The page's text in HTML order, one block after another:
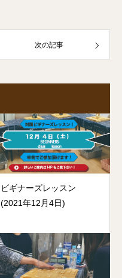
次の記事
ビギナーズレッスン
(2021年12月4日)